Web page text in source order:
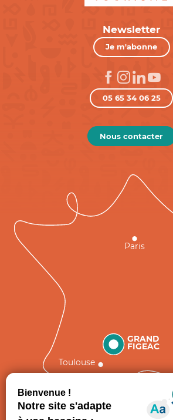
Newsletter
Je m'abonne
05 65 34 06 25
Nous contacter
GRAND
FIGEAC
Toulouse
Paris